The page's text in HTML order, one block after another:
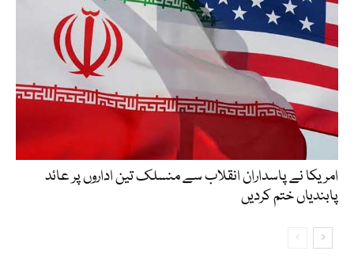
امریکا نے پاسداران انقلاب سے منسلک تین اداروں پر عائد
پابندیاں ختم کردیں